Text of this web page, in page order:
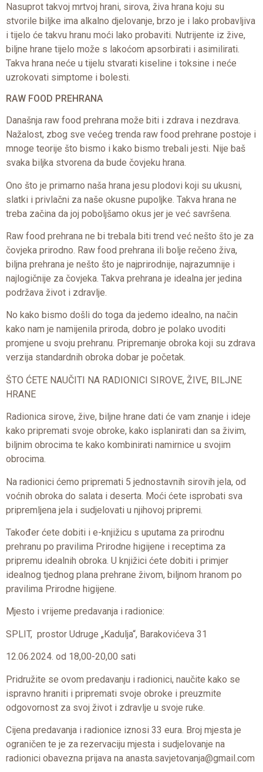
Nasuprot takvoj mrtvoj hrani, sirova, živa hrana koju su
stvorile biljke ima alkalno djelovanje, brzo je i lako probavljiva
i tijelo će takvu hranu moći lako probaviti. Nutrijente iz žive,
biljne hrane tijelo može s lakoćom apsorbirati i asimilirati.
Takva hrana neće u tijelu stvarati kiseline i toksine i neće
uzrokovati simptome i bolesti.
RAW FOOD PREHRANA
Današnja raw food prehrana može biti i zdrava i nezdrava.
Nažalost, zbog sve većeg trenda raw food prehrane postoje i
mnoge teorije što bismo i kako bismo trebali jesti. Nije baš
svaka biljka stvorena da bude čovjeku hrana.
Ono što je primarno naša hrana jesu plodovi koji su ukusni,
slatki i privlačni za naše okusne pupoljke. Takva hrana ne
treba začina da joj poboljšamo okus jer je već savršena.
Raw food prehrana ne bi trebala biti trend već nešto što je za
čovjeka prirodno. Raw food prehrana ili bolje rečeno živa,
biljna prehrana je nešto što je najprirodnije, najrazumnije i
najlogičnije za čovjeka. Takva prehrana je idealna jer jedina
podržava život i zdravlje.
No kako bismo došli do toga da jedemo idealno, na način
kako nam je namijenila priroda, dobro je polako uvoditi
promjene u svoju prehranu. Pripremanje obroka koji su zdrava
verzija standardnih obroka dobar je početak.
ŠTO ĆETE NAUČITI NA RADIONICI SIROVE, ŽIVE, BILJNE
HRANE
Radionica sirove, žive, biljne hrane dati će vam znanje i ideje
kako pripremati svoje obroke, kako isplanirati dan sa živim,
biljnim obrocima te kako kombinirati namirnice u svojim
obrocima.
Na radionici ćemo pripremati 5 jednostavnih sirovih jela, od
voćnih obroka do salata i deserta. Moći ćete isprobati sva
pripremljena jela i sudjelovati u njihovoj pripremi.
Također ćete dobiti i e-knjižicu s uputama za prirodnu
prehranu po pravilima Prirodne higijene i receptima za
pripremu idealnih obroka. U knjižici ćete dobiti i primjer
idealnog tjednog plana prehrane živom, biljnom hranom po
pravilima Prirodne higijene.
Mjesto i vrijeme predavanja i radionice:
SPLIT, prostor Udruge „Kadulja“, Barakovićeva 31
12.06.2024. od 18,00-20,00 sati
Pridružite se ovom predavanju i radionici, naučite kako se
ispravno hraniti i pripremati svoje obroke i preuzmite
odgovornost za svoj život i zdravlje u svoje ruke.
Cijena predavanja i radionice iznosi 33 eura. Broj mjesta je
ograničen te je za rezervaciju mjesta i sudjelovanje na
radionici obavezna prijava na anasta.savjetovanja@gmail.com